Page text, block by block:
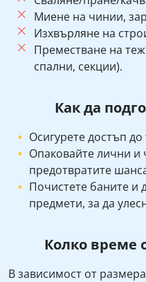
Миене на чинии,
Изхвърляне на
Преместване на
спални, секции).
Как да
Осигурете достъп до
Опаковайте лични и
предотвратите
Почистете баните и
предмети, за да
Колко време
В зависимост от